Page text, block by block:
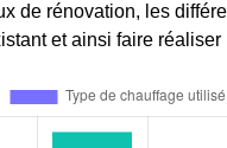
de rénovation, les
et ainsi faire réaliser